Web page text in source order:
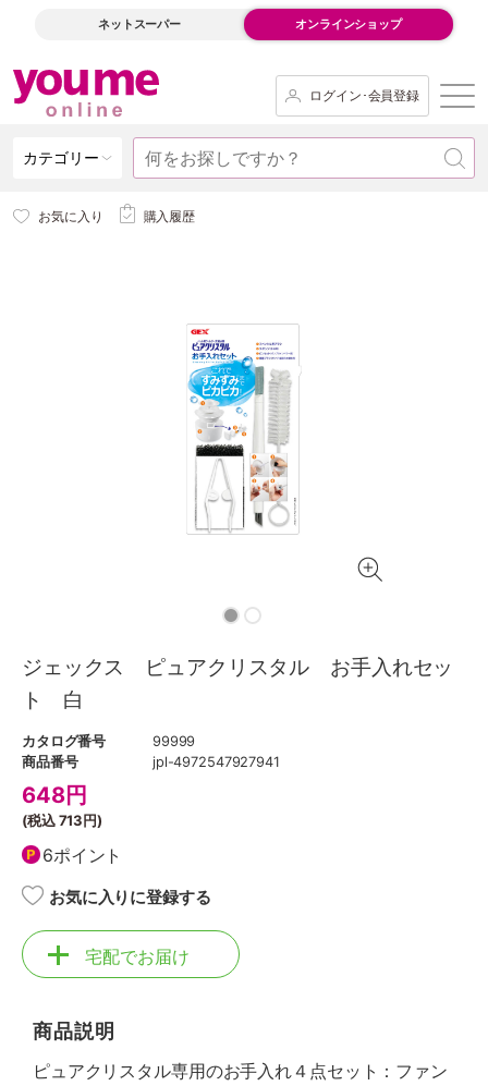
ネットスーパー オンラインショップ
ログイン･会員登録
カテゴリー
お気に入り 購入履歴
ジェックス ピュアクリスタル お手入れセッ
ト 白
カタログ番号
99999
商品番号
jpl-4972547927941
648円
(税込713円)
6ポイント
お気に入りに登録する
宅配でお届け
商品説明
ピュアクリスタル専用のお手入れ４点セット：ファン